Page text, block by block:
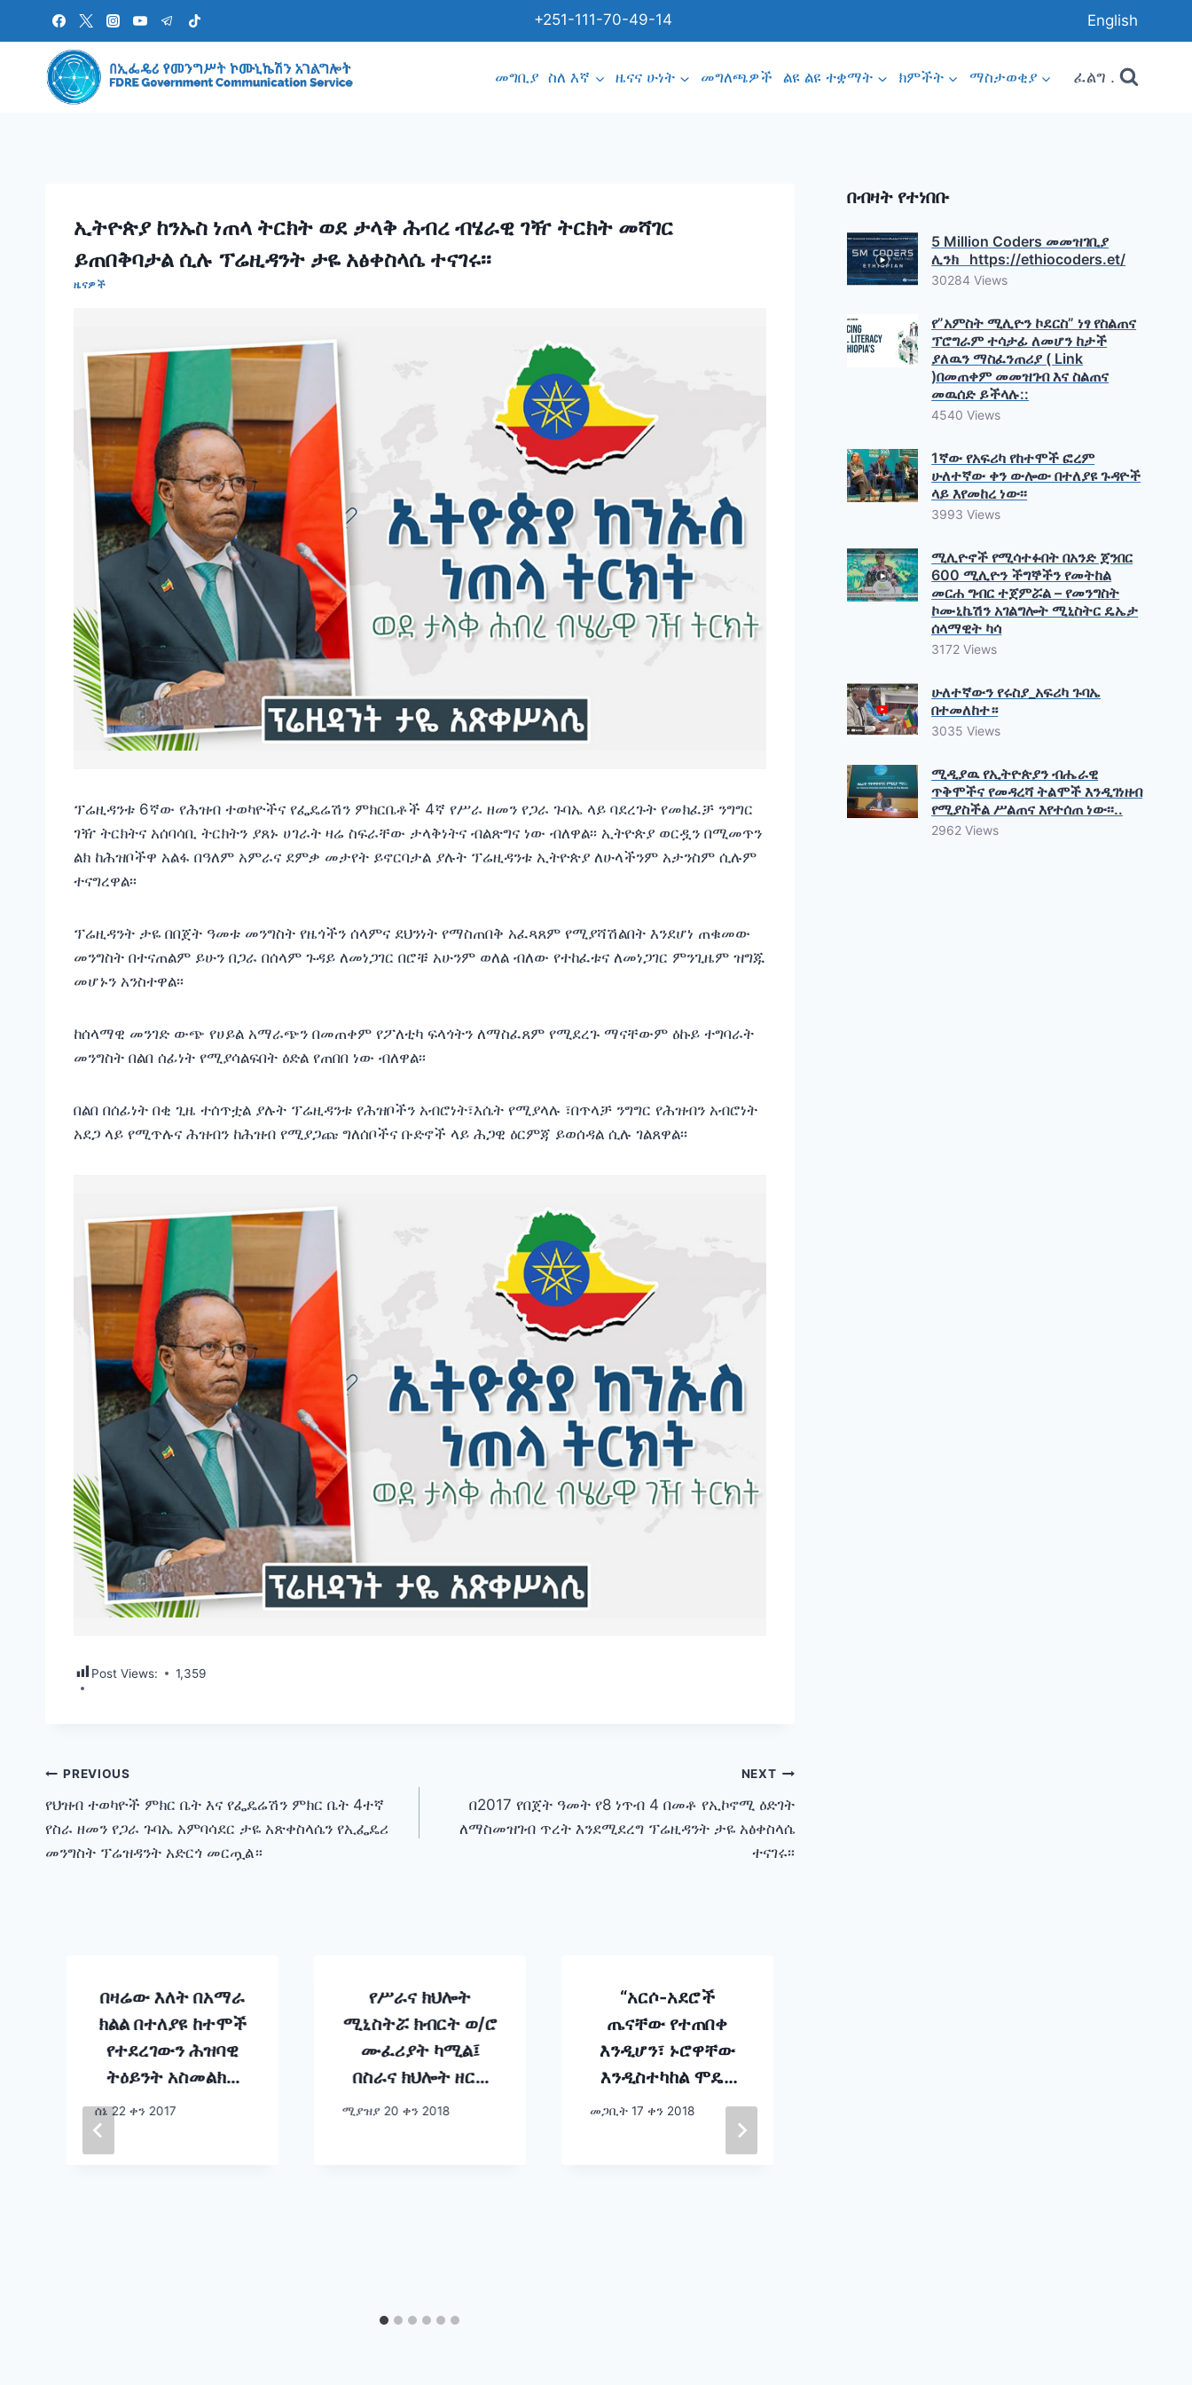
content
+251-111-70-49-14 English
መግቢያ ስለ እኛ ዜናና ሁነት መግለጫዎች ልዩ ልዩ ተቋማት ክምችት ማስታወቂያ ፈልግ .
ኢትዮጵያ ከንኡስ ነጠላ ትርክት ወደ ታላቅ ሕብረ ብሄራዊ ገዥ ትርክት መሻገር
ይጠበቅባታል ሲሉ ፕሬዚዳንት ታዬ አፅቀስላሴ ተናገሩ፡፡
ዜናዎች
ፕሬዚዳንቱ 6ኛው የሕዝብ ተወካዮችና የፌዴሬሽን ምክርቤቶች 4ኛ የሥራ ዘመን የጋራ ጉባኤ ላይ ባደረጉት የመክፈቻ ንግግር
ገዥ ትርክትና አሰባሳቢ ትርክትን ያጸኑ ሀገራት ዛሬ ስፍራቸው ታላቅነትና ብልጽግና ነው ብለዋል፡፡ ኢትዮጵያ ወርዷን በሚመጥን
ልክ ከሕዝቦችዋ አልፋ በዓለም አምራና ደምቃ መታየት ይኖርባታል ያሉት ፕሬዚዳንቱ ኢትዮጵያ ለሁላችንም አታንስም ሲሉም
ተናግረዋል፡፡
ፕሬዚዳንት ታዬ በበጀት ዓመቱ መንግስት የዜጎችን ሰላምና ደህንነት የማስጠበቅ አፈጻጸም የሚያሻሽልበት እንደሆነ ጠቁመው
መንግስት በተናጠልም ይሁን በጋራ በሰላም ጉዳይ ለመነጋገር በሮቹ አሁንም ወለል ብለው የተከፈቱና ለመነጋገር ምንጊዜም ዝግጁ
መሆኑን አንስተዋል፡፡
ከሰላማዊ መንገድ ውጭ የሀይል አማራጭን በመጠቀም የፖለቲካ ፍላጎትን ለማስፈጸም የሚደረጉ ማናቸውም ዕኩይ ተግባራት
መንግስት በልበ ሰፊነት የሚያሳልፍበት ዕድል የጠበበ ነው ብለዋል፡፡
በልበ በሰፊነት በቂ ጊዜ ተሰጥቷል ያሉት ፕሬዚዳንቱ የሕዝቦችን አብሮነት፣እሴት የሚያላሉ ፣በጥላቻ ንግግር የሕዝብን አብሮነት
አደጋ ላይ የሚጥሉና ሕዝብን ከሕዝብ የሚያጋጩ ግለሰቦችና ቡድኖች ላይ ሕጋዊ ዕርምጃ ይወሰዳል ሲሉ ገልጸዋል፡፡
Post Views: 1,359
Post
navigation
PREVIOUS
የህዝብ ተወካዮች ምክር ቤት እና የፌዴሬሽን ምክር ቤት 4ተኛ
የስራ ዘመን የጋራ ጉባኤ አምባሳደር ታዬ አጽቀስላሴን የኢፌዴሪ
መንግስት ፕሬዝዳንት አድርጎ መርጧል።
NEXT
በ2017 የበጀት ዓመት የ8 ነጥብ 4 በመቶ የኢኮኖሚ ዕድገት
ለማስመዝገብ ጥረት እንደሚደረግ ፕሬዚዳንት ታዬ አፅቀስላሴ
ተናገሩ፡፡
በዛሬው እለት በአማራ
ክልል በተለያዩ ከተሞች
የተደረገውን ሕዝባዊ
ትዕይንት አስመልክቶ
ክቡር አቶ ተመስገን
ሰኔ 22 ቀን 2017
የሥራና ክህሎት
ሚኒስትሯ ክብርት ወ/ሮ
ሙፈሪያት ካሚል፤
በስራና ክህሎት ዘርፍ
በለውጡ ዓመታት
ሚያዝያ 20 ቀን 2018
“አርሶ-አደሮች
ጤናቸው የተጠበቀ
እንዲሆን፣ ኑሮዋቸው
እንዲስተካከል ሞዴል
ቤቶች እየገነባን ነው።”
መጋቢት 17 ቀን 2018
በብዛት የተነበቡ
5 Million Coders መመዝገቢያ
ሊንክ https://ethiocoders.et/
30284 Views
የ”አምስት ሚሊዮን ኮደርስ” ነፃ የስልጠና
ፕሮግራም ተሳታፊ ለመሆን ከታች
ያለዉን ማስፈንጠሪያ ( Link
)በመጠቀም መመዝገብ እና ስልጠና
መዉሰድ ይችላሉ::
4540 Views
1ኛው የአፍሪካ የከተሞች ፎረም
ሁለተኛው ቀን ውሎው በተለያዩ ጉዳዮች
ላይ እየመከረ ነው፡፡
3993 Views
ሚሊዮኖች የሚሳተፉበት በአንድ ጀንበር
600 ሚሊዮን ችግኞችን የመትከል
መርሐ ግብር ተጀምሯል – የመንግስት
ኮሙኒኬሽን አገልግሎት ሚኒስትር ዴኤታ
ሰላማዊት ካሳ
3172 Views
ሁለተኛውን የሩስያ_አፍሪካ ጉባኤ
በተመለከተ።
3035 Views
ሚዲያዉ የኢትዮጵያን ብሔራዊ
ጥቅሞችና የመዳረሻ ትልሞች እንዲገነዘብ
የሚያስችል ሥልጠና እየተሰጠ ነው፡፡..
2962 Views